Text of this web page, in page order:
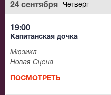
24 сентября Четверг
19:00
Капитанская дочка
Мюзикл
Новая Сцена
ПОСМОТРЕТЬ